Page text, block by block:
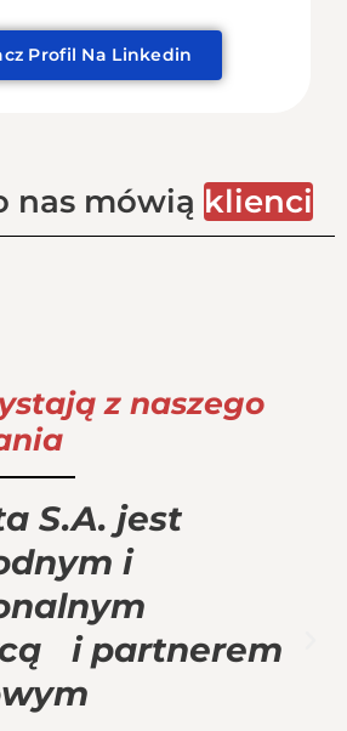
Profil Na Linkedin
nas mówią klienci
z naszego
S.A. jest
i
i partnerem